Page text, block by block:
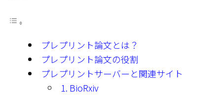
プレプリント論文とは？
プレプリント論文の役割
プレプリントサーバーと関連サイト
1. BioRxiv